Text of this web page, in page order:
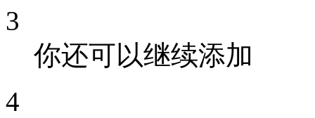
3
你还可以继续添加
4